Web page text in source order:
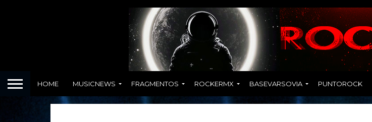
HOME MUSICNEWS FRAGMENTOS ROCKERMX BASEVARSOVIA PUNTOROCK